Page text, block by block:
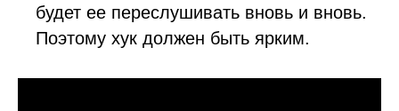
будет ее переслушивать вновь и вновь.
Поэтому хук должен быть ярким.